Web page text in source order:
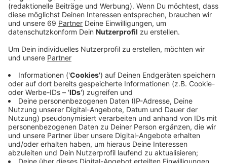
Anzeige
Mit dem anbrechenden Tageslicht haben Spezialisten
der Feuerwehr heute früh damit begonnen, einen
Verdachtspunkt zu untersuchen. Nur ein paar Minuten
hat es gedauert, dann war klar: An der
Offenbergstraße liegt keine Bombe im Boden, sondern
nur "ziviler Schrott", wie es offiziell bei der Feuerwehr
heißt. Es waren Eisenteile und ein Betonfundament.
Anzeige